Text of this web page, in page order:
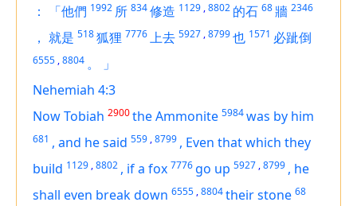
： 「他們 1992 所 834修造 1129 ,8802 的石 68牆 2346
， 就是 518狐狸 7776上去 5927 ,8799也 1571 必跐倒
6555 ,8804 。
」
Nehemiah 4:3
Now Tobiah 2900the Ammonite 5984was by him
681 , and he said 559 ,8799 , Even that which they
build 1129 ,8802 , if a fox 7776 go up 5927 ,8799 , he
shall even break down 6555 ,8804their stone 68